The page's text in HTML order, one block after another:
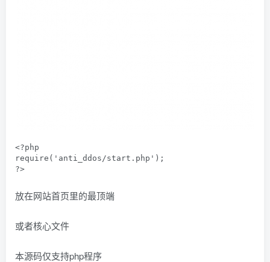
<?php
require('anti_ddos/start.php');
?>
放在网站首页里的最顶端
或者核心文件
本源码仅支持php程序